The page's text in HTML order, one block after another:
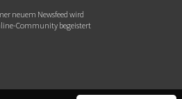
neuem Newsfeed wird
Community begeistert